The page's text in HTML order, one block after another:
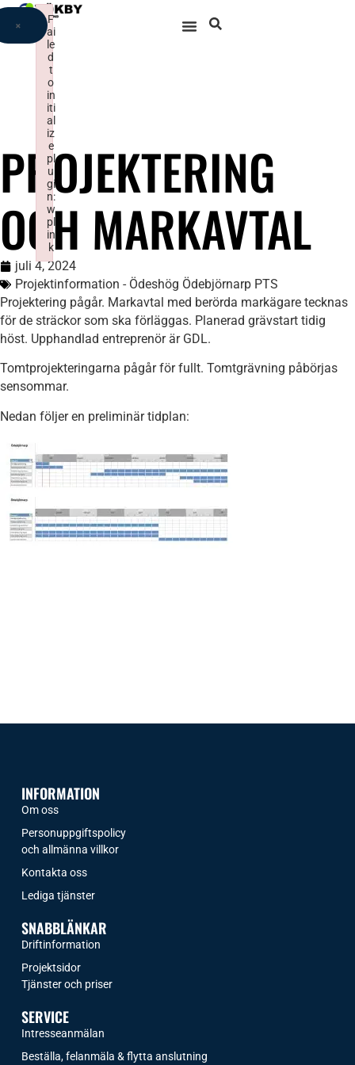
PROJEKTERING
OCH MARKAVTAL
juli 4, 2024
Projektinformation - Ödeshög Ödebjörnarp PTS
Projektering pågår. Markavtal med berörda markägare tecknas
för de sträckor som ska förläggas. Planerad grävstart tidig
höst. Upphandlad entreprenör är GDL.
Tomtprojekteringarna pågår för fullt. Tomtgrävning påbörjas
sensommar.
Nedan följer en preliminär tidplan:
INFORMATION
Om oss
Personuppgiftspolicy
och allmänna villkor
Kontakta oss
Lediga tjänster
SNABBLÄNKAR
Driftinformation
Projektsidor
Tjänster och priser​
SERVICE
Intresseanmälan
Beställa, felanmäla & flytta anslutning
F
ai
le
d
t
o
in
iti
al
iz
e
pl
u
gi
n:
w
pl
in
k
×
Failed to initialize plugin: wplink